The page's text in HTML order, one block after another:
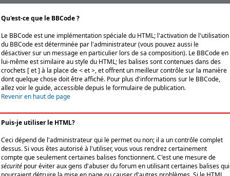
Qu'est-ce que le BBCode ?
Le BBCode est une implémentation spéciale du HTML; l'activation de l'utilisation
du BBCode est déterminée par l'administrateur (vous pouvez aussi le
désactiver sur un message en particulier lors de sa composition). Le BBCode en
lui-même est similaire au style du HTML; les balises sont contenues dans des
crochets [ et ] à la place de < et >, et offrent un meilleur contrôle sur la manière
dont quelque chose doit être affiché. Pour plus d'informations sur le BBCode,
allez voir le guide, accessible depuis le formulaire de publication.
Revenir en haut de page
Puis-je utiliser le HTML?
Ceci dépend de l'administrateur qui le permet ou non; il a un contrôle complet
dessus. Si vous êtes autorisé à l'utiliser, vous vous rendrez certainement
compte que seulement certaines balises fonctionnent. C'est une mesure de
sécurité pour éviter aux gens d'abuser du forum en utilisant certaines balises qui